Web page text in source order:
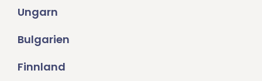
Ungarn
Bulgarien
Finnland